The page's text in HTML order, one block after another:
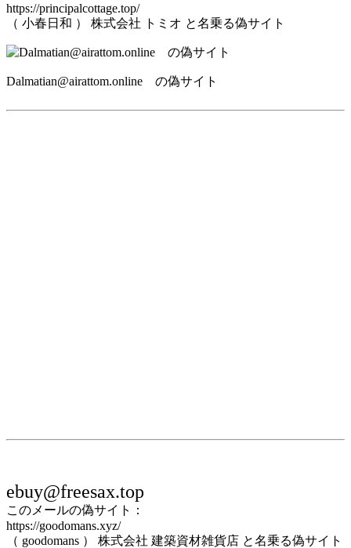
https://principalcottage.top/
（ 小春日和 ） 株式会社 トミオ と名乗る偽サイト
Dalmatian@airattom.online の偽サイト
ebuy@freesax.top
このメールの偽サイト：
https://goodomans.xyz/
（ goodomans ） 株式会社 建築資材雑貨店 と名乗る偽サイト